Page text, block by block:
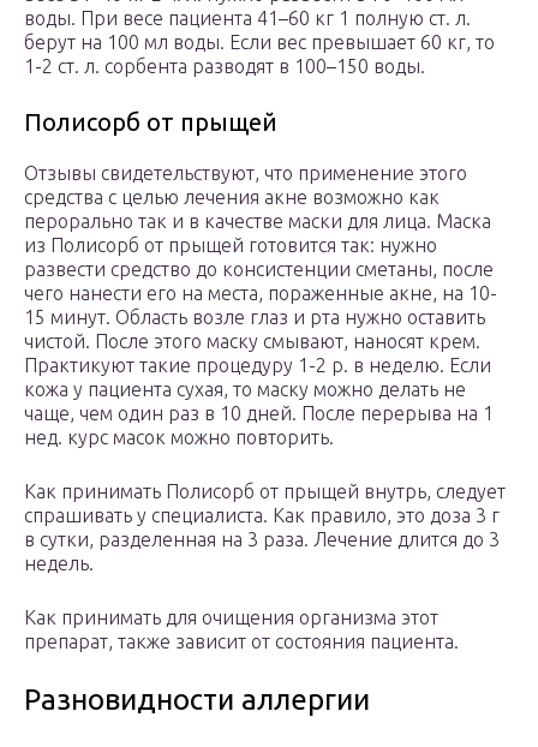
воды. При весе пациента 41–60 кг 1 полную ст. л.
берут на 100 мл воды. Если вес превышает 60 кг, то
1-2 ст. л. сорбента разводят в 100–150 воды.
Полисорб от прыщей
Отзывы свидетельствуют, что применение этого
средства с целью лечения акне возможно как
перорально так и в качестве маски для лица. Маска
из Полисорб от прыщей готовится так: нужно
развести средство до консистенции сметаны, после
чего нанести его на места, пораженные акне, на 10-
15 минут. Область возле глаз и рта нужно оставить
чистой. После этого маску смывают, наносят крем.
Практикуют такие процедуру 1-2 р. в неделю. Если
кожа у пациента сухая, то маску можно делать не
чаще, чем один раз в 10 дней. После перерыва на 1
нед. курс масок можно повторить.
Как принимать Полисорб от прыщей внутрь, следует
спрашивать у специалиста. Как правило, это доза 3 г
в сутки, разделенная на 3 раза. Лечение длится до 3
недель.
Как принимать для очищения организма этот
препарат, также зависит от состояния пациента.
Разновидности аллергии